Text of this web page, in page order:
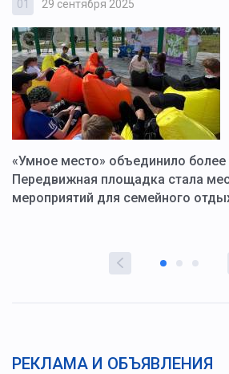
01 29 сентября 2025
«Умное место» объединило более
Передвижная площадка стала
мероприятий для семейного
РЕКЛАМА И ОБЪЯВЛЕНИЯ